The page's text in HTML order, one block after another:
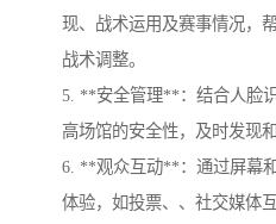
现、战术运用及赛事情况，
战术调整。
5. **安全管理**：结合人脸
高场馆的安全性，及时发现
6. **观众互动**：通过屏幕
体验，如投票、、社交媒体